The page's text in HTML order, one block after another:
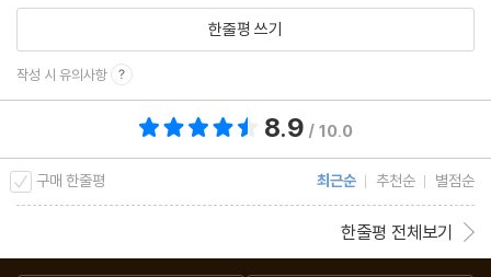
한줄평 쓰기
작성 시 유의사항
8.9 / 10.0
구매 한줄평 최근순 추천순 별점순
한줄평 전체보기